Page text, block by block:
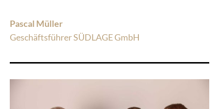
Pascal Müller
Geschäftsführer SÜDLAGE GmbH